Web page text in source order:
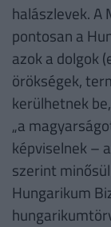
halászlevek.
pontosan a
azok a dolgok
örökségek,
kerülhetnek
„a
képviselnek –
szerint
Hungarikum